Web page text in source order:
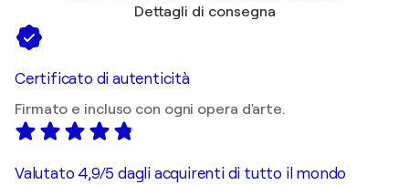
Dettagli di consegna
Certificato di autenticità
Firmato e incluso con ogni opera d'arte.
Valutato 4,9/5 dagli acquirenti di tutto il mondo